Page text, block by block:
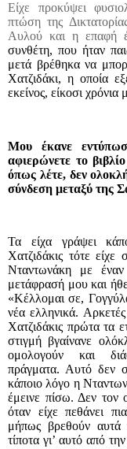
Είχε προκύψει
πτώση της
Αυλού και η επαφή
συνθέτη, που ήταν
μετά βρέθηκα να
Χατζιδάκι, η οποία
εκείνος, είκοσι χρόνια
Μου έκανε
αφιερώνετε το
όπως λέτε, δεν
σύνδεση μεταξύ της
Τα είχα γράψει
Χατζιδάκις τότε
Νταντωνάκη με
μετάφρασή μου και
«Κέλλομαι σε,
νέα ελληνικά.
Χατζιδάκις πρώτα τα
στιγμή βγαίνανε
ομολογούν και
πράγματα. Αυτό δεν
κάποιο λόγο η
έμεινε πίσω. Δεν τον
όταν είχε πεθάνει
μήπως βρεθούν αυτά
τίποτα γι’ αυτό από